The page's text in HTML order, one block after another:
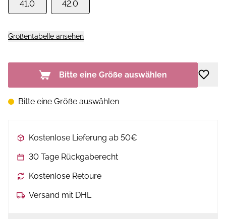
41.0 42.0
Größentabelle ansehen
Bitte eine Größe auswählen
Bitte eine Größe auswählen
Kostenlose Lieferung ab 50€
30 Tage Rückgaberecht
Kostenlose Retoure
Versand mit DHL